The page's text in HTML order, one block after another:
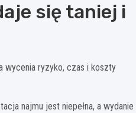
się taniej i
wycenia ryzyko, czas i koszty
najmu jest niepełna, a wydanie